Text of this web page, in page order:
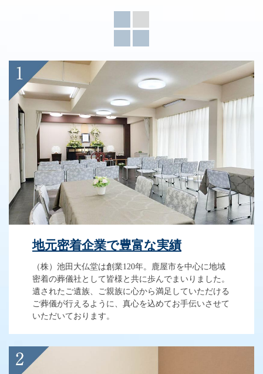
地元密着企業で豊富な実績
（株）池田大仏堂は創業120年。鹿屋市を中心に地域
密着の葬儀社として皆様と共に歩んでまいりました。
遺されたご遺族、ご親族に心から満足していただける
ご葬儀が行えるように、真心を込めてお手伝いさせて
いただいております。